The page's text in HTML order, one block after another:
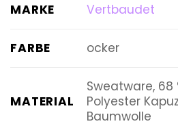
MARKE Vertbaudet
FARBE ocker
MATERIAL
Sweatware, 68
Polyester
Baumwolle